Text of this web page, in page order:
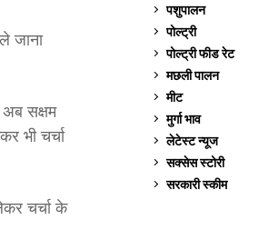
जाना
सक्षम
भी चर्चा
चर्चा के
पशुपालन
पोल्ट्री
पोल्ट्री फीड रेट
मछली पालन
मीट
मुर्गा भाव
लेटेस्ट न्यूज
सक्सेस स्टो‍री
सरकारी स्की‍म